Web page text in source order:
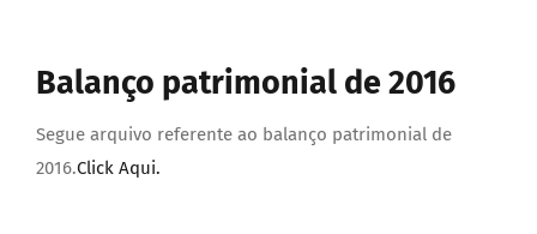
TRANSPARÊNCIA
DOCUMENTOS
Balanço patrimonial de 2016
Segue arquivo referente ao balanço patrimonial de
2016.Click Aqui.